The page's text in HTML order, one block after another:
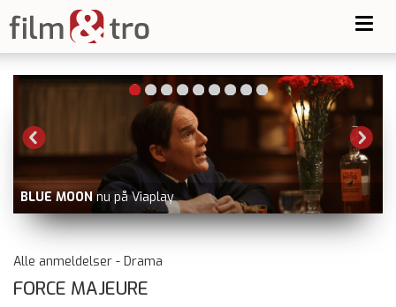
GOLDA nu på Prime Video
ray
Alle anmeldelser - Drama
FORCE MAJEURE